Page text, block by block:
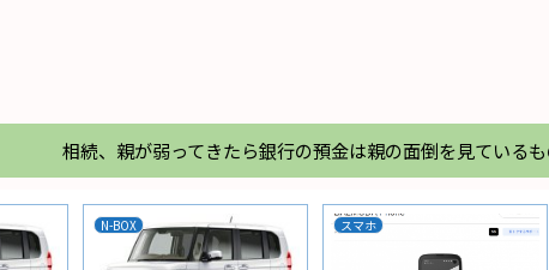
相続、親が弱ってきたら銀行の預金は親の面倒を見ている
N-BOX スマホ